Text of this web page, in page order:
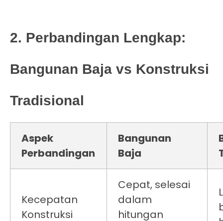
2. Perbandingan Lengkap:
Bangunan Baja vs Konstruksi
Tradisional
Aspek
Perbandingan
Bangunan
Baja
Kecepatan
Konstruksi
Cepat, selesai
dalam
hitungan